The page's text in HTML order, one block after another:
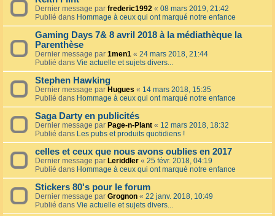
Dernier message par frederic1992 « 08 mars 2019, 21:42
Publié dans Hommage à ceux qui ont marqué notre enfance
Gaming Days 7& 8 avril 2018 à la médiathèque la
Parenthèse
Dernier message par 1men1 « 24 mars 2018, 21:44
Publié dans Vie actuelle et sujets divers...
Stephen Hawking
Dernier message par Hugues « 14 mars 2018, 15:35
Publié dans Hommage à ceux qui ont marqué notre enfance
Saga Darty en publicités
Dernier message par Page-n-Plant « 12 mars 2018, 18:32
Publié dans Les pubs et produits quotidiens !
celles et ceux que nous avons oublies en 2017
Dernier message par Leriddler « 25 févr. 2018, 04:19
Publié dans Hommage à ceux qui ont marqué notre enfance
Stickers 80's pour le forum
Dernier message par Grognon « 22 janv. 2018, 10:49
Publié dans Vie actuelle et sujets divers...